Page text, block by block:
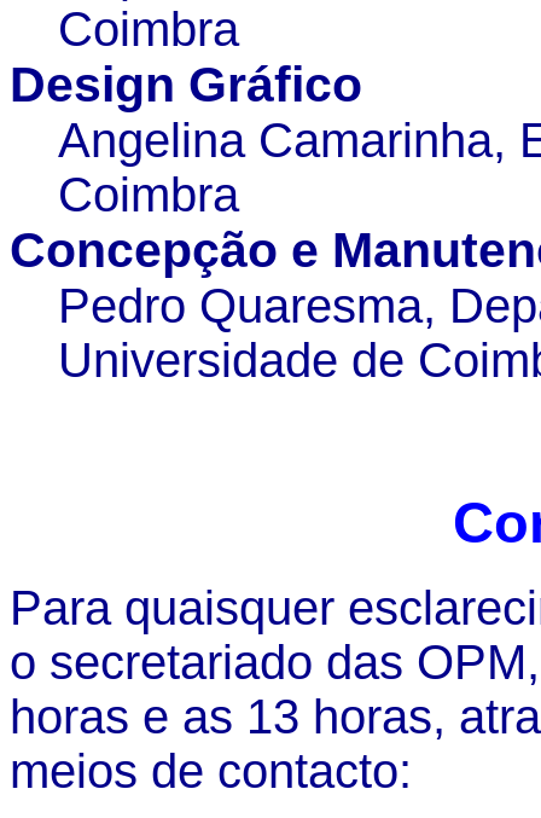
Coimbra
Design Gráfico
Angelina Camarinha,
Coimbra
Concepção e
Pedro Quaresma,
Universidade de
Para quaisquer
o secretariado das
horas e as 13 horas,
meios de contacto: